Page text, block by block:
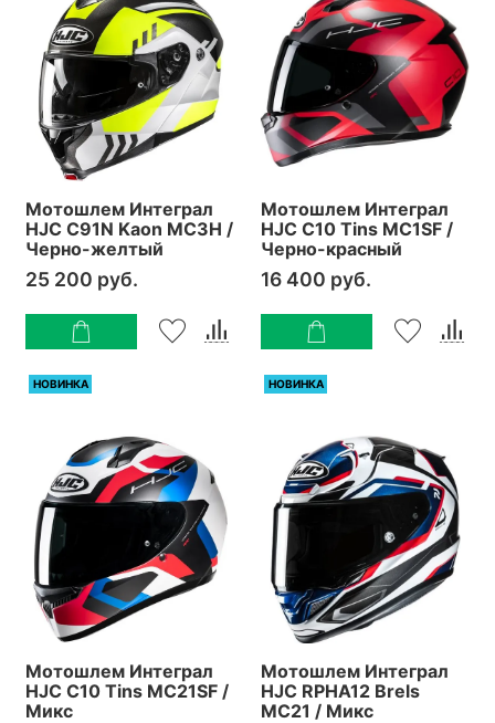
Мотошлем Интеграл
HJC C91N Kaon MC3H /
Черно-желтый
25 200 руб.
Мотошлем Интеграл
HJC C10 Tins MC1SF /
Черно-красный
16 400 руб.
НОВИНКА
Мотошлем Интеграл
HJC C10 Tins MC21SF /
Микс
НОВИНКА
Мотошлем Интеграл
HJC RPHA12 Brels
MC21 / Микс